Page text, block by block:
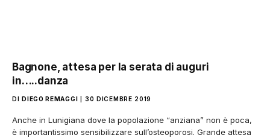
Bagnone, attesa per la serata di auguri
in…..danza
DI DIEGO REMAGGI 30 DICEMBRE 2019
Anche in Lunigiana dove la popolazione “anziana” non è poca,
è importantissimo sensibilizzare sull’osteoporosi. Grande attesa